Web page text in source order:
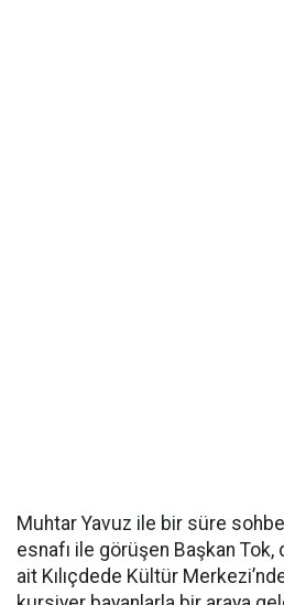
Muhtar Yavuz ile bir süre
esnafı ile görüşen Başkan
ait Kılıçdede Kültür